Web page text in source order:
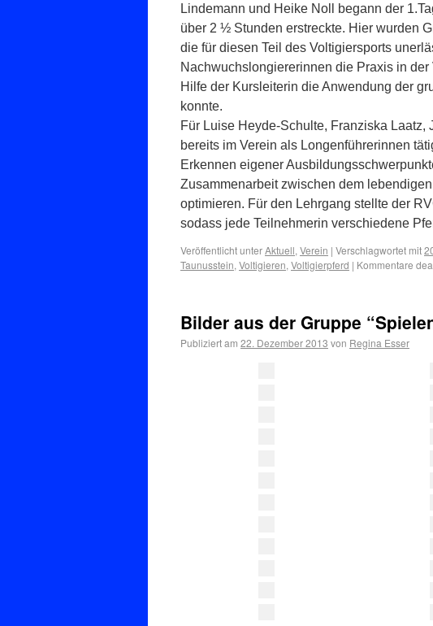
Lindemann und Heike Noll begann der
über 2 ½ Stunden erstreckte. Hier wurden
die für diesen Teil des Voltigiersports
Nachwuchslongiererinnen die Praxis in
Hilfe der Kursleiterin die Anwendung der
konnte.
Für Luise Heyde-Schulte, Franziska
bereits im Verein als Longenführerinnen
Erkennen eigener
Zusammenarbeit zwischen dem
optimieren. Für den Lehrgang stellte der
sodass jede Teilnehmerin verschiedene
Veröffentlicht unterAktuell, Verein | Verschlagwortet mit
Taunusstein, Voltigieren, Voltigierpferd | Kommentare
Bilder aus der Gruppe
Publiziert am 22. Dezember 2013 von Regina Esser